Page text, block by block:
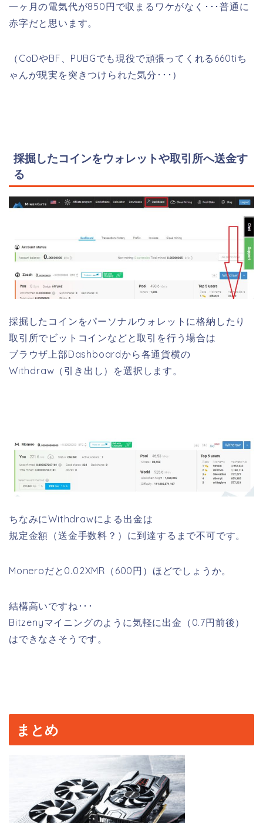
一ヶ月の電気代が850円で収まるワケがなく･･･普通に
赤字だと思います。
（CoDやBF、PUBGでも現役で頑張ってくれる660tiち
ゃんが現実を突きつけられた気分･･･）
採掘したコインをウォレットや取引所へ送金す
る
採掘したコインをパーソナルウォレットに格納したり
取引所でビットコインなどと取引を行う場合は
ブラウザ上部Dashboardから各通貨横の
Withdraw（引き出し）を選択します。
ちなみにWithdrawによる出金は
規定金額（送金手数料？）に到達するまで不可です。
Moneroだと0.02XMR（600円）ほどでしょうか。
結構高いですね･･･
Bitzenyマイニングのように気軽に出金（0.7円前後）
はできなさそうです。
まとめ